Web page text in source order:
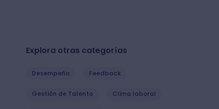
Explora otras categorías
Desempeño Feedback
Gestión de Talento Clima laboral